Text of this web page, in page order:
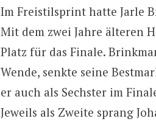
Im Freistilsprint hatte Jarle
Mit dem zwei Jahre älteren
Platz für das Finale.
Wende, senkte seine
er auch als Sechster im
Jeweils als Zweite sprang